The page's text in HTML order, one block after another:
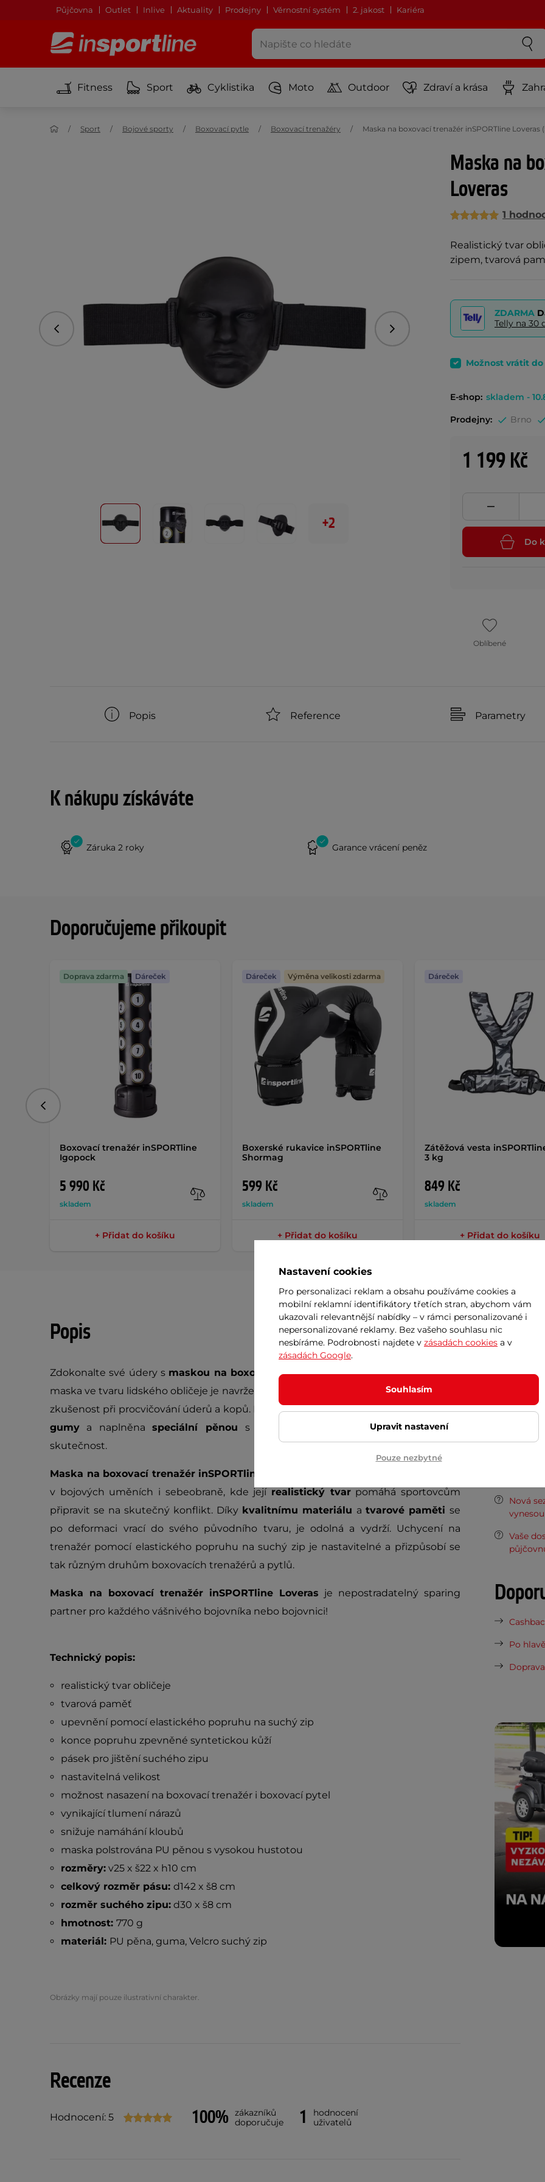
Půjčovna Outlet Inlive Aktuality Prodejny Věrnostní systém 2. jakost Kariéra
Fitness Sport Cyklistika Moto Outdoor Zdraví a krása
Sport Bojové sporty Boxovací pytle Boxovací trenažéry Maska na boxovací trenažér inSPORTline Loveras
Maska na
Loveras
1
Realistický tvar
zipem, tvarová
Předchozí Následující
+2
ZDARMA
Telly na 30
Možnost vrátit
E-shop: skladem -
Prodejny: Brno
1 199 Kč
Do
Oblíbené
Popis Reference Parametry
K nákupu získáváte
Záruka 2 roky Garance vrácení peněz
Doporučujeme přikoupit
Boxovací trenažér inSPORTline
Igopock
5 990 Kč
skladem
Doprava zdarma Dáreček
+ Přidat do košíku
Boxerské rukavice inSPORTline
Shormag
599 Kč
skladem
Dáreček Výměna velikosti zdarma
+ Přidat do košíku
Zátěžová vesta
3 kg
849 Kč
skladem
Dáreček
+ Přidat do košíku
Předchozí
Popis
Zdokonalte své údery s maskou na boxovací trenažér inSPORTline Loveras. Tato
maska ve tvaru lidského obličeje je navržena tak, aby poskytovala co nejautentičtější
zkušenost při procvičování úderů a kopů. Přední strana je vyrobena zvysoce odolné
gumy a naplněnaspeciální pěnous velkou hustotou, jejíž tvrdost simuluje
skutečnost.
Maska na boxovací trenažér inSPORTline Loveras
v bojových uměních i sebeobraně, kde její realistický tvarpomáhá sportovcům
připravit se na skutečný konflikt. Díky kvalitnímu materiálu a tvarové paměti se
po deformaci vrací do svého původního tvaru, je odolná a vydrží. Uchycení na
trenažér pomocí elastického popruhu na suchý zip je nastavitelné a přizpůsobí se
tak různým druhům boxovacích trenažérů a pytlů.
Maska na boxovací trenažér inSPORTline Loveras je nepostradatelný sparing
partner pro každého vášnivého bojovníka nebo bojovnici!
Technický popis:
realistický tvar obličeje
tvarová paměť
upevnění pomocí elastického popruhu na suchý zip
konce popruhu zpevněné syntetickou kůží
pásek pro jištění suchého zipu
nastavitelná velikost
možnost nasazení na boxovací trenažér i boxovací pytel
vynikající tlumení nárazů
snižuje namáhání kloubů
maska polstrována PU pěnou s vysokou hustotou
rozměry:v25 x š22 x h10 cm
celkový rozměr pásu: d142 x š8 cm
rozměr suchého zipu:d30 x š8 cm
hmotnost: 770 g
materiál: PU pěna, guma, Velcro suchý zip
Obrázky mají pouze ilustrativní charakter.
Recenze
Hodnocení: 5 100% zákazníků
doporučuje
1
hodnocení
uživatelů
Hmotnost
7
Nová
Vaše
Po
Nastavení cookies
Pro personalizaci reklam a obsahu používáme cookies a
mobilní reklamní identifikátory třetích stran, abychom vám
ukazovali relevantnější nabídky – v rámci personalizované i
nepersonalizované reklamy. Bez vašeho souhlasu nic
nesbíráme. Podrobnosti najdete v zásadách cookies a v
zásadách Google.
Souhlasím
Upravit nastavení
Pouze nezbytné